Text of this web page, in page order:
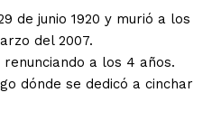
de junio 1920 y murió a los
del 2007.
a los 4 años.
dónde se dedicó a cinchar